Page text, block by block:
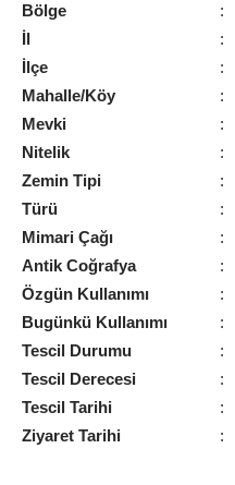
Bölge :
İl
:
İlçe
:
Mahalle/Köy
:
Mevki
:
Nitelik
:
Zemin Tipi
:
Türü
:
Mimari Çağı
:
Antik Coğrafya
:
Özgün Kullanımı
:
Bugünkü Kullanımı
:
Tescil Durumu
:
Tescil Derecesi
:
Tescil Tarihi
:
Ziyaret Tarihi
: